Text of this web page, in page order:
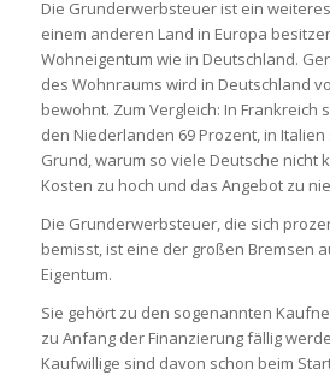
Die Grunderwerbsteuer ist ein
einem anderen Land in Europa
Wohneigentum wie in Deutschland.
des Wohnraums wird in Deutschland
bewohnt. Zum Vergleich: In Frankreich
den Niederlanden 69 Prozent, in Italien
Grund, warum so viele Deutsche nicht
Kosten zu hoch und das Angebot zu
Die Grunderwerbsteuer, die sich
bemisst, ist eine der großen Bremsen
Eigentum.
Sie gehört zu den sogenannten
zu Anfang der Finanzierung fällig
Kaufwillige sind davon schon beim